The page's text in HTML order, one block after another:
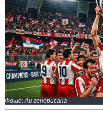
атомске бомбе -
одустају -
Фото: Аи генерисана